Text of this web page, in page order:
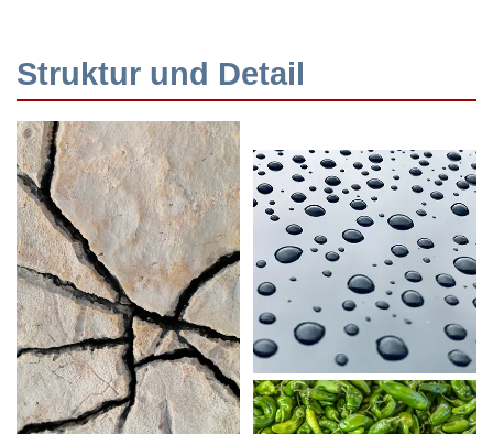
Struktur und Detail